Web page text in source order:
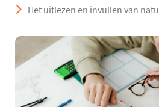
Het uitlezen en invullen van